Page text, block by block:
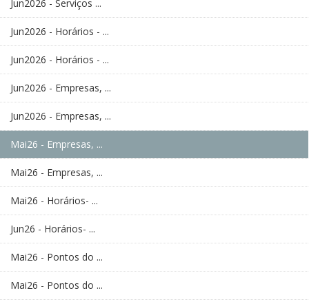
Jun2026 - Serviços ...
Jun2026 - Horários - ...
Jun2026 - Horários - ...
Jun2026 - Empresas, ...
Jun2026 - Empresas, ...
Mai26 - Empresas, ...
Mai26 - Empresas, ...
Mai26 - Horários- ...
Jun26 - Horários- ...
Mai26 - Pontos do ...
Mai26 - Pontos do ...